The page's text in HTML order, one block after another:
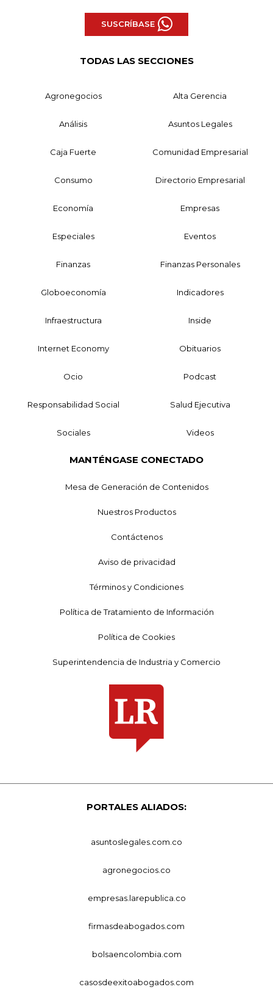
SUSCRÍBASE
TODAS LAS SECCIONES
Agronegocios Alta Gerencia
Análisis Asuntos Legales
Caja Fuerte Comunidad Empresarial
Consumo Directorio Empresarial
Economía Empresas
Especiales Eventos
Finanzas Finanzas Personales
Globoeconomía Indicadores
Infraestructura Inside
Internet Economy Obituarios
Ocio Podcast
Responsabilidad Social Salud Ejecutiva
Sociales Videos
MANTÉNGASE CONECTADO
Mesa de Generación de Contenidos
Nuestros Productos
Contáctenos
Aviso de privacidad
Términos y Condiciones
Política de Tratamiento de Información
Política de Cookies
Superintendencia de Industria y Comercio
PORTALES ALIADOS:
asuntoslegales.com.co
agronegocios.co
empresas.larepublica.co
firmasdeabogados.com
bolsaencolombia.com
casosdeexitoabogados.com